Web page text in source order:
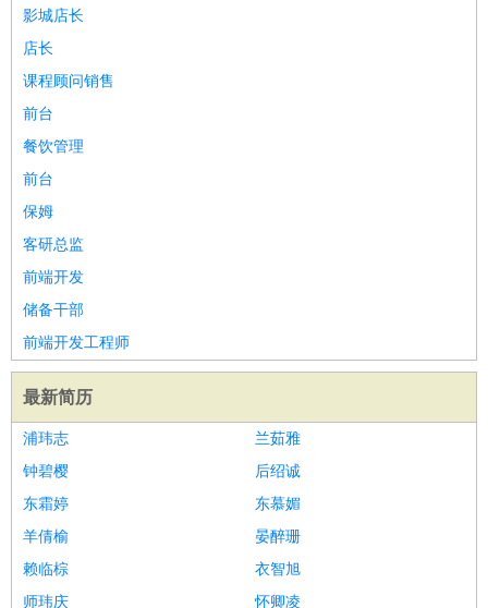
影城店长
店长
课程顾问销售
前台
餐饮管理
前台
保姆
客研总监
前端开发
储备干部
前端开发工程师
最新简历
浦玮志
兰茹雅
钟碧樱
后绍诚
东霜婷
东慕媚
羊倩榆
晏醉珊
赖临棕
衣智旭
师玮庆
怀卿凌